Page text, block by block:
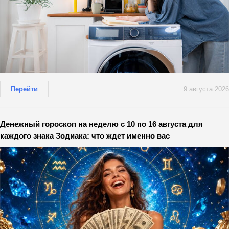
Перейти 9 августа 2026
Денежный гороскоп на неделю с 10 по 16 августа для
каждого знака Зодиака: что ждет именно вас